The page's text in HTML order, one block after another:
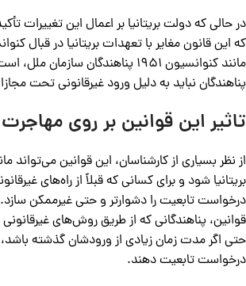
در حالی که دولت بریتانیا بر اعمال این تغییرات
که این قانون مغایر با تعهدات بریتانیا در قبال
مانند کنوانسیون 1951 پناهندگان
پناهندگان نباید به دلیل ورود غیرقانونی تحت
تاثیر این قوانین بر روی مهاجرت
از نظر بسیاری از کارشناسان، این قوانین می‌تواند
بریتانیا شود و برای کسانی که قبلاً از راه‌های
درخواست تابعیت را دشوارتر و حتی غیرممکن
قوانین، پناهندگانی که از طریق روش‌های غیرقانونی
حتی اگر مدت زمان زیادی از ورودشان گذشته
درخواست تابعیت دهند.